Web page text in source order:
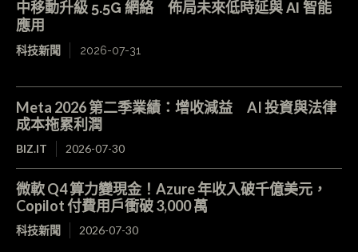
中移動升級 5.5G 網絡 佈局未來低時延與 AI 智能
應用
科技新聞 2026-07-31
Meta 2026 第二季業績：增收減益 AI 投資與法律
成本拖累利潤
BIZ.IT 2026-07-30
微軟 Q4 算力變現金！Azure 年收入破千億美元，
Copilot 付費用戶衝破 3,000 萬
科技新聞 2026-07-30